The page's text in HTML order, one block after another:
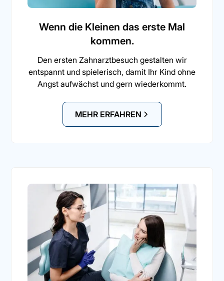
Wenn die Kleinen das erste Mal
kommen.
Den ersten Zahnarztbesuch gestalten wir
entspannt und spielerisch, damit Ihr Kind ohne
Angst aufwächst und gern wiederkommt.
MEHR ERFAHREN